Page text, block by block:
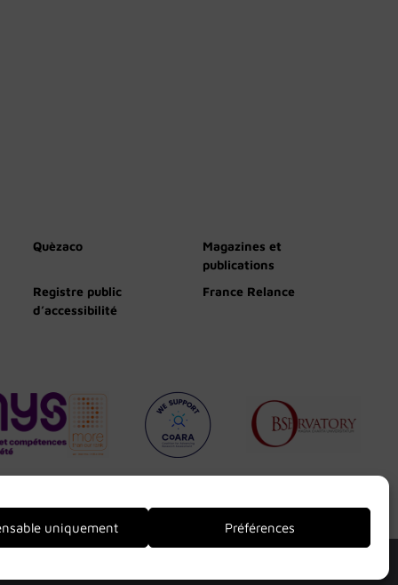
uniquement Préférences
Quèzaco
Magazines et
publications
Registre public
d’accessibilité
France Relance